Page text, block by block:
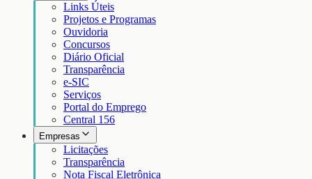
Links Úteis
Projetos e Programas
Ouvidoria
Concursos
Diário Oficial
Transparência
e-SIC
Serviços
Portal do Emprego
Central 156
Empresas
Licitações
Transparência
Nota Fiscal Eletrônica